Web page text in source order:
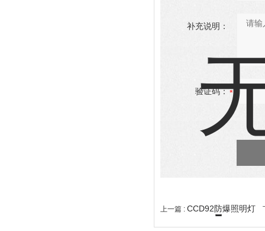
补充说明：
验证码：
上一篇 : CCD92防爆照明灯